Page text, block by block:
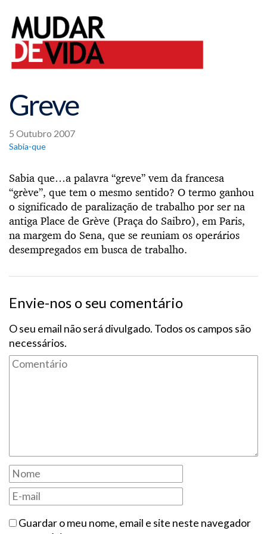
Greve
5 Outubro 2007
Sabia-que
Sabia que…a palavra “greve” vem da francesa
“grève”, que tem o mesmo sentido? O termo ganhou
o significado de paralização de trabalho por ser na
antiga Place de Grève (Praça do Saibro), em Paris,
na margem do Sena, que se reuniam os operários
desempregados em busca de trabalho.
Envie-nos o seu comentário
O seu email não será divulgado. Todos os campos são
necessários.
Guardar o meu nome, email e site neste navegador